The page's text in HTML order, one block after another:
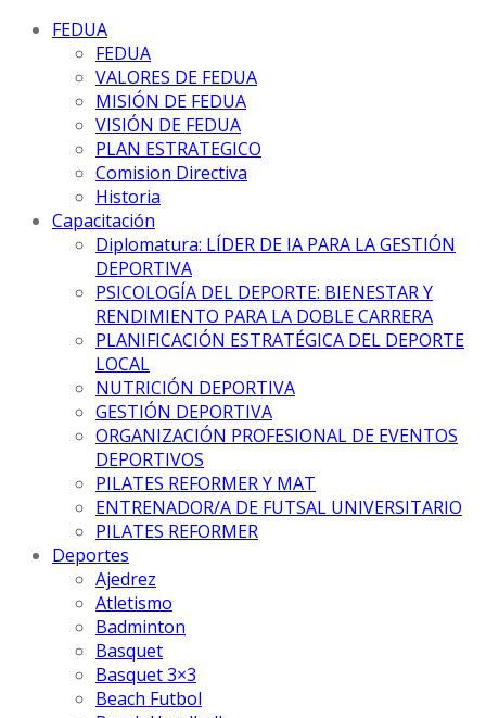
FEDUA
FEDUA
VALORES DE FEDUA
MISIÓN DE FEDUA
VISIÓN DE FEDUA
PLAN ESTRATEGICO
Comision Directiva
Historia
Capacitación
Diplomatura: LÍDER DE IA PARA LA GESTIÓN
DEPORTIVA
PSICOLOGÍA DEL DEPORTE: BIENESTAR Y
RENDIMIENTO PARA LA DOBLE CARRERA
PLANIFICACIÓN ESTRATÉGICA DEL DEPORTE
LOCAL
NUTRICIÓN DEPORTIVA
GESTIÓN DEPORTIVA
ORGANIZACIÓN PROFESIONAL DE EVENTOS
DEPORTIVOS
PILATES REFORMER Y MAT
ENTRENADOR/A DE FUTSAL UNIVERSITARIO
PILATES REFORMER
Deportes
Ajedrez
Atletismo
Badminton
Basquet
Basquet 3×3
Beach Futbol